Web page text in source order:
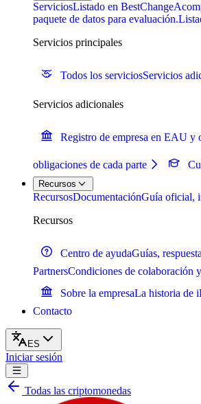
ServiciosListado en BestChange
paquete de datos para evaluación.
Servicios principales
Todos los serviciosServicios
Servicios adicionales
Registro de empresa en EAU y
obligaciones de cada parte
Recursos
RecursosDocumentaciónGuía oficial,
Recursos
Centro de ayudaGuías,
PartnersCondiciones de colaboración
Sobre la empresaLa historia de
Contacto
ES
Iniciar sesión
Todas las criptomonedas